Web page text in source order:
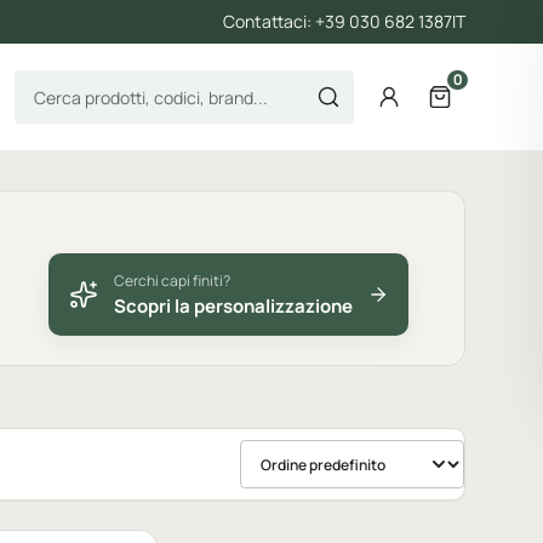
Contattaci: +39 030 682 1387IT
Cerca prodotti AccountApri il
0
Cerchi capi finiti?
Scopri la personalizzazione
Ordina prodotti